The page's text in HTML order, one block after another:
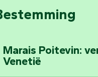
Marais Poitevin:
Venetië
dienst als deze
als
door het